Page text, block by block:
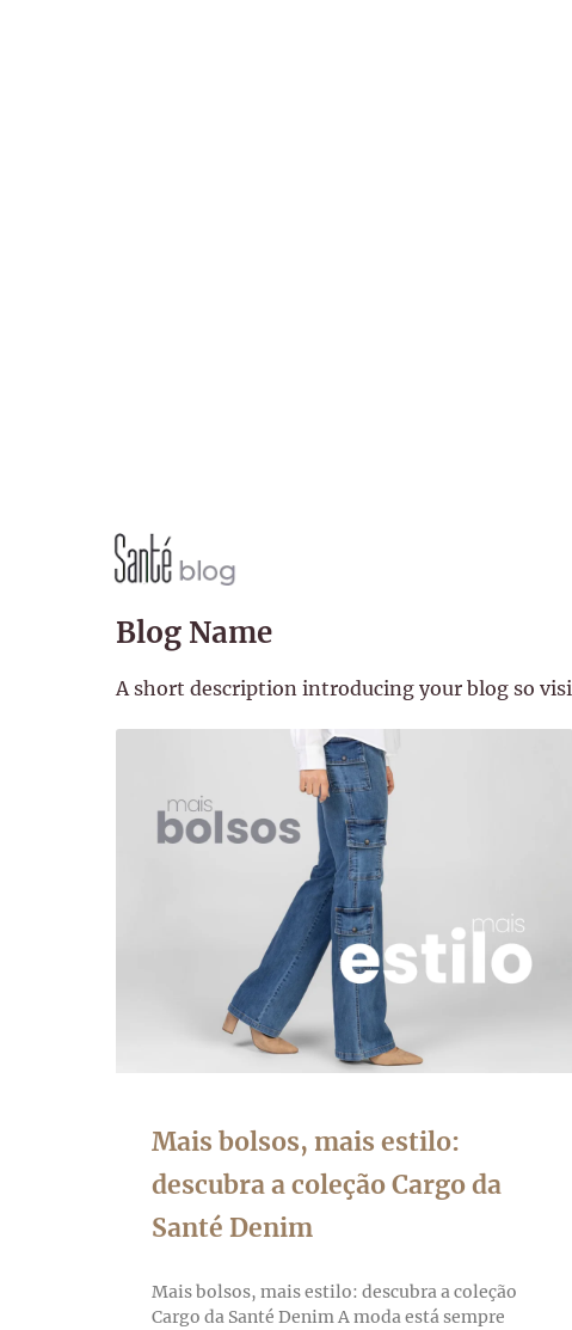
Blog Name
A short description introducing your blog so
Mais bolsos, mais estilo:
descubra a coleção Cargo da
Santé Denim
Mais bolsos, mais estilo: descubra a coleção
Cargo da Santé Denim A moda está sempre